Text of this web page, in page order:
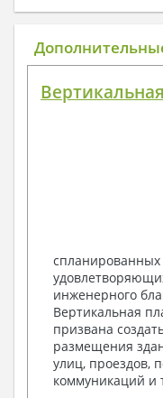
1. Архитектурный
Общие
План
Поэтажные
Разрезы и
Фасады с
Элементы
Ведомость
2. Конструктивный
Общие
Схемы
Элементы
Схема
Опоры
спланированных
инженерного
Вертикальная
призвана
размещения
улиц, проездов,
коммуникаций и